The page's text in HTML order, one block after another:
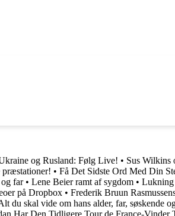
og Rusland: Følg Live! • Sus Wilkins
præstationer! • Få Det Sidste Ord Med Din
far• Lene Beier ramt af sygdom • Lukning
på Dropbox • Frederik Bruun
du skal vide om hans alder, far, søskende
Har Den Tidligere Tour de France-Vinder